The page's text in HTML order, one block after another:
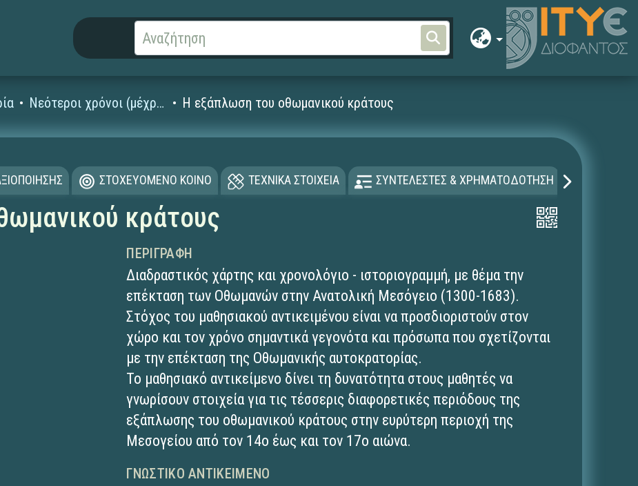
Νεότεροι χρόνοι (μέχρι και τον 18ο αι. μ.Χ.) Η εξάπλωση του οθωμανικού κράτους
ΣΤΟΧΕΥΟΜΕΝΟ ΚΟΙΝΟ ΤΕΧΝΙΚΑ ΣΤΟΙΧΕΙΑ ΣΥΝΤΕΛΕΣΤΕΣ & ΧΡΗΜΑΤΟΔΟΤΗΣΗ
κράτους
ΠΕΡΙΓΡΑΦΉ
Διαδραστικός χάρτης και χρονολόγιο - ιστοριογραμμή, με θέμα την
επέκταση των Οθωμανών στην Ανατολική Μεσόγειο (1300-1683).
Στόχος του μαθησιακού αντικειμένου είναι να προσδιοριστούν στον
χώρο και τον χρόνο σημαντικά γεγονότα και πρόσωπα που σχετίζονται
με την επέκταση της Οθωμανικής αυτοκρατορίας.
Το μαθησιακό αντικείμενο δίνει τη δυνατότητα στους μαθητές να
γνωρίσουν στοιχεία για τις τέσσερις διαφορετικές περιόδους της
εξάπλωσης του οθωμανικού κράτους στην ευρύτερη περιοχή της
Μεσογείου από τον 14ο έως και τον 17ο αιώνα.
ΓΝΩΣΤΙΚΌ ΑΝΤΙΚΕΊΜΕΝΟ